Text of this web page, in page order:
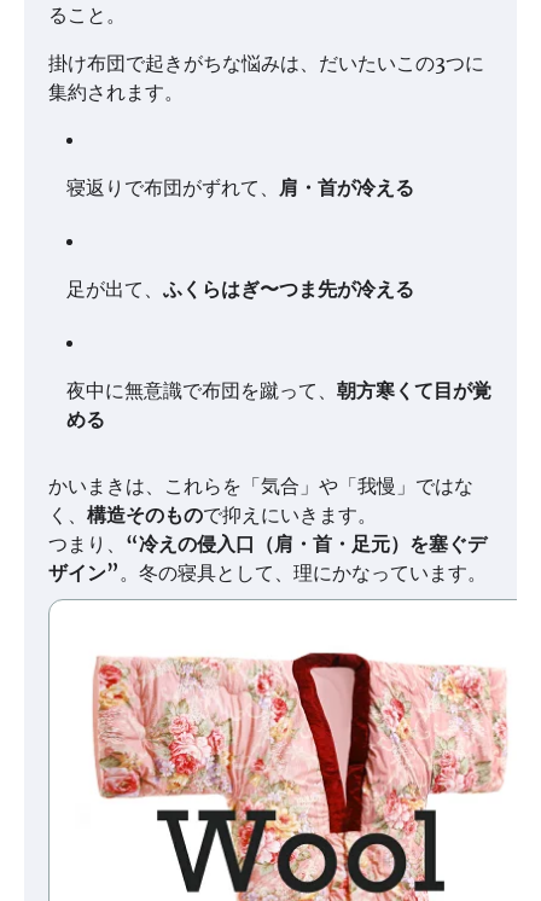
ること。
掛け布団で起きがちな悩みは、だいたいこの3つに
集約されます。
寝返りで布団がずれて、 肩・首が冷える
足が出て、 ふくらはぎ〜つま先が冷える
夜中に無意識で布団を蹴って、 朝方寒くて目が覚
める
かいまきは、これらを「気合」や「我慢」ではな
く、 構造そのもので抑えにいきます。
つまり、 “冷えの侵入口（肩・首・足元）を塞ぐデ
ザイン” 。冬の寝具として、理にかなっています。